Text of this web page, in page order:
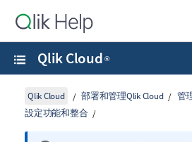
Qlik Cloud ®
Qlik Cloud 部署和管理Qlik Cloud
管
設定功能和整合